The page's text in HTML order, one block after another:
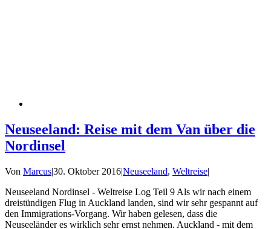
Neuseeland: Reise mit dem Van über die
Nordinsel
Von Marcus|30. Oktober 2016|Neuseeland, Weltreise|
Neuseeland Nordinsel - Weltreise Log Teil 9 Als wir nach einem
dreistündigen Flug in Auckland landen, sind wir sehr gespannt auf
den Immigrations-Vorgang. Wir haben gelesen, dass die
Neuseeländer es wirklich sehr ernst nehmen. Auckland - mit dem